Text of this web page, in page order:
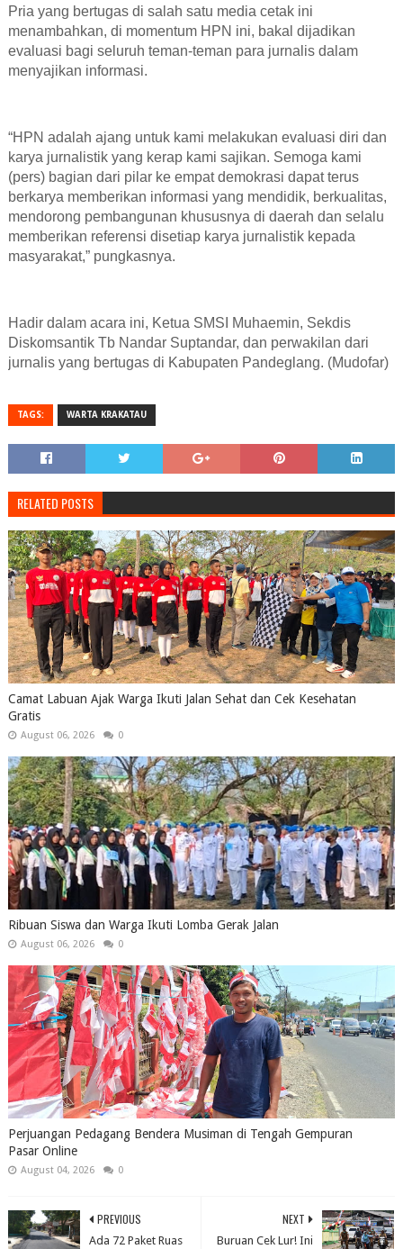
Pria yang bertugas di salah satu media cetak ini
menambahkan, di momentum HPN ini, bakal dijadikan
evaluasi bagi seluruh teman-teman para jurnalis dalam
menyajikan informasi.
“HPN adalah ajang untuk kami melakukan evaluasi diri dan
karya jurnalistik yang kerap kami sajikan. Semoga kami
(pers) bagian dari pilar ke empat demokrasi dapat terus
berkarya memberikan informasi yang mendidik, berkualitas,
mendorong pembangunan khususnya di daerah dan selalu
memberikan referensi disetiap karya jurnalistik kepada
masyarakat,” pungkasnya.
Hadir dalam acara ini, Ketua SMSI Muhaemin, Sekdis
Diskomsantik Tb Nandar Suptandar, dan perwakilan dari
jurnalis yang bertugas di Kabupaten Pandeglang. (Mudofar)
TAGS: WARTA KRAKATAU
RELATED POSTS
Camat Labuan Ajak Warga Ikuti Jalan Sehat dan Cek Kesehatan
Gratis
August 06, 2026 0
Ribuan Siswa dan Warga Ikuti Lomba Gerak Jalan
August 06, 2026 0
Perjuangan Pedagang Bendera Musiman di Tengah Gempuran
Pasar Online
August 04, 2026 0
NEXT
Buruan Cek Lur! Ini
PREVIOUS
Ada 72 Paket Ruas